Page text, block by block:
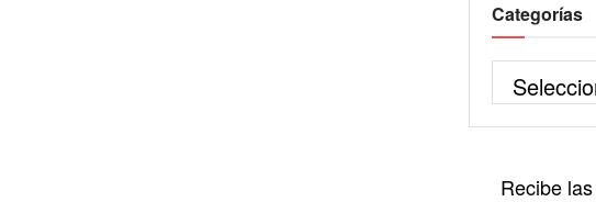
Categorías
Recibe